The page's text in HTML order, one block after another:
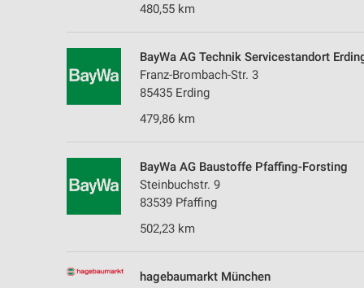
480,55 km
BayWa AG Technik Servicestandort
Franz-Brombach-Str. 3
85435 Erding
479,86 km
BayWa AG Baustoffe Pfaffing-Forsting
Steinbuchstr. 9
83539 Pfaffing
502,23 km
hagebaumarkt München